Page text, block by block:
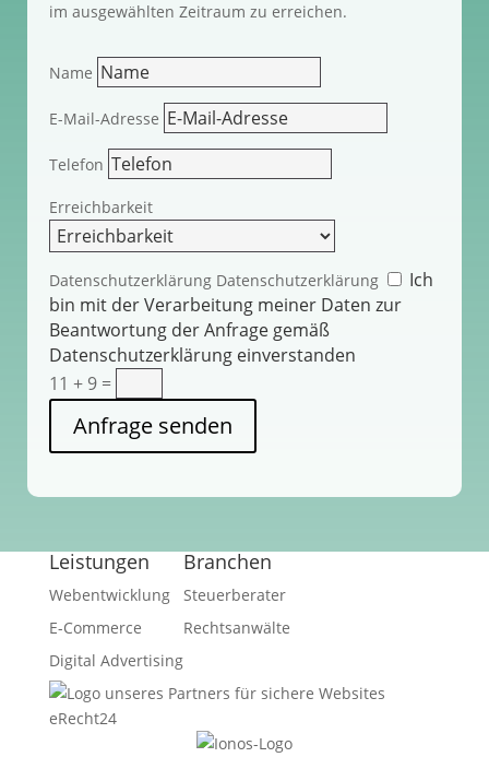
im ausgewählten Zeitraum zu erreichen.
Name
E-Mail-Adresse
Telefon
Erreichbarkeit
Datenschutzerklärung Datenschutzerklärung
Ich
bin mit der Verarbeitung meiner Daten zur
Beantwortung der Anfrage gemäß
Datenschutzerklärung einverstanden
11 + 9 =
Anfrage senden
Leistungen
Webentwicklung
E-Commerce
Digital Advertising
Branchen
Steuerberater
Rechtsanwälte